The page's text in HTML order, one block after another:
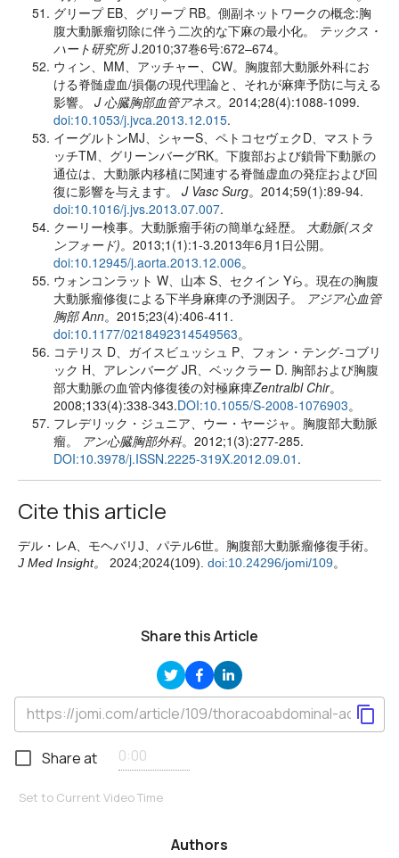
グリープ EB、グリープ RB。側副ネットワークの概念:胸
腹大動脈瘤切除に伴う二次的な下麻の最小化。 テックス・
ハート研究所J.2010;37巻6号:672–674。
ウィン、MM、アッチャー、CW。胸腹部大動脈外科にお
ける脊髄虚血/損傷の現代理論と、それが麻痺予防に与える
影響。 J 心臓胸部血管アネス。 2014;28(4):1088-1099.
doi:10.1053/j.jvca.2013.12.015.
イーグルトンMJ、シャーS、ペトコセヴェクD、マストラ
ッチTM、グリーンバーグRK。下腹部および鎖骨下動脈の
通位は、大動脈内移植に関連する脊髄虚血の発症および回
復に影響を与えます。 J Vasc Surg。2014;59(1):89-94.
doi:10.1016/j.jvs.2013.07.007.
クーリー検事。大動脈瘤手術の簡単な経歴。 大動脈(スタ
ンフォード)。 2013;1(1):1-3.2013年6月1日公開。
doi:10.12945/j.aorta.2013.12.006。
ウォンコンラット W、山本 S、セクイン Yら。現在の胸腹
大動脈瘤修復による下半身麻痺の予測因子。
アジア心血管
胸部 Ann。2015;23(4):406-411.
doi:10.1177/0218492314549563。
コテリス D、ガイスビュッシュ P、フォン・テング-コブリ
ック H、アレンバーグ JR、ベックラー D. 胸部および胸腹
部大動脈の血管内修復後の対極麻痺Zentralbl Chir。
2008;133(4):338-343.DOI:10.1055/S-2008-1076903。
フレデリック・ジュニア、ウー・ヤージャ。胸腹部大動脈
瘤。
アン心臓胸部外科。2012;1(3):277-285.
DOI:10.3978/j.ISSN.2225-319X.2012.09.01 .
Cite this article
デル・レA、モヘバリJ、パテル6世。胸腹部大動脈瘤修復手術。
J Med Insight。
2024;2024(109). doi:10.24296/jomi/109。
Share this Article
Share at
Set to Current Video Time
Authors